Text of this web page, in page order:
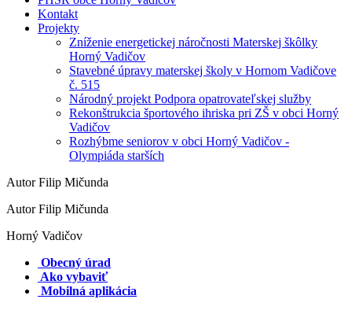
Kontakt
Projekty
Zníženie energetickej náročnosti Materskej škôlky
Horný Vadičov
Stavebné úpravy materskej školy v Hornom Vadičove
č. 515
Národný projekt Podpora opatrovateľskej služby
Rekonštrukcia športového ihriska pri ZŠ v obci Horný
Vadičov
Rozhýbme seniorov v obci Horný Vadičov -
Olympiáda starších
Autor Filip Mičunda
Autor Filip Mičunda
Horný Vadičov
Obecný úrad
Ako vybaviť
Mobilná aplikácia